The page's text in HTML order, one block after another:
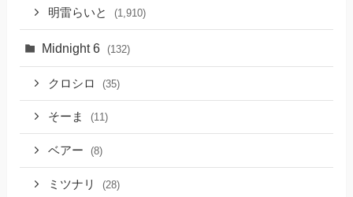
明雷らいと (1,910)
Midnight 6 (132)
クロシロ (35)
そーま (11)
ベアー (8)
ミツナリ (28)